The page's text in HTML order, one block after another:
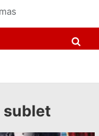
sublet